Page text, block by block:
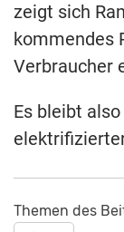
zeigt sich
kommendes
Verbraucher
Es bleibt
Themen des